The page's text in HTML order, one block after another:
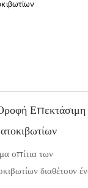
Επεκτάσιμη
σπίτια των
διαθέτουν